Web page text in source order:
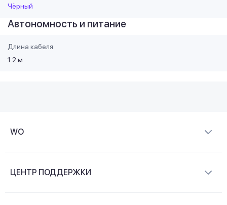
Чёрный
Автономность и питание
Длина кабеля
1.2 м
WO
ЦЕНТР ПОДДЕРЖКИ